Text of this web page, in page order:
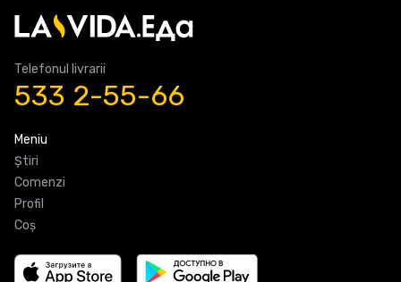
Telefonul livrarii
533 2-55-66
Meniu
Știri
Comenzi
Profil
Coş